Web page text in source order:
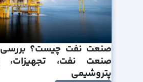
صنعت نفت چیست؟ بررسی
صنعت نفت، تجهیزات،
پتروشیمی